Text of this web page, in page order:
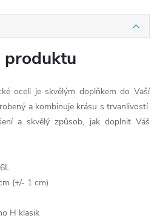
produktu
oceli je skvělým doplňkem do Vaší
a kombinuje krásu s trvanlivostí.
a skvělý způsob, jak doplnit Váš
(+/- 1 cm)
H klasik